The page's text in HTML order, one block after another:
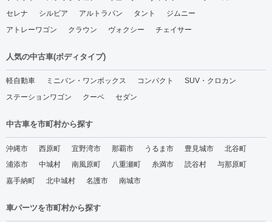
セレナ
シルビア アルトラパン タント
ジムニー
アトレーワゴン
クラウン ヴォクシー チェイサー
人気の中古車(ボディタイプ)
軽自動車 ミニバン・ワンボックス コンパクト
SUV・クロカン
ステーションワゴン
クーペ セダン
中古車を市町村から探す
沖縄市 西原町 宜野湾市 那覇市 うるま市 豊見城市
北谷町
浦添市
中城村 南風原町 八重瀬町 糸満市 読谷村
与那原町
嘉手納町
北中城村 名護市 南城市
車パーツを市町村から探す